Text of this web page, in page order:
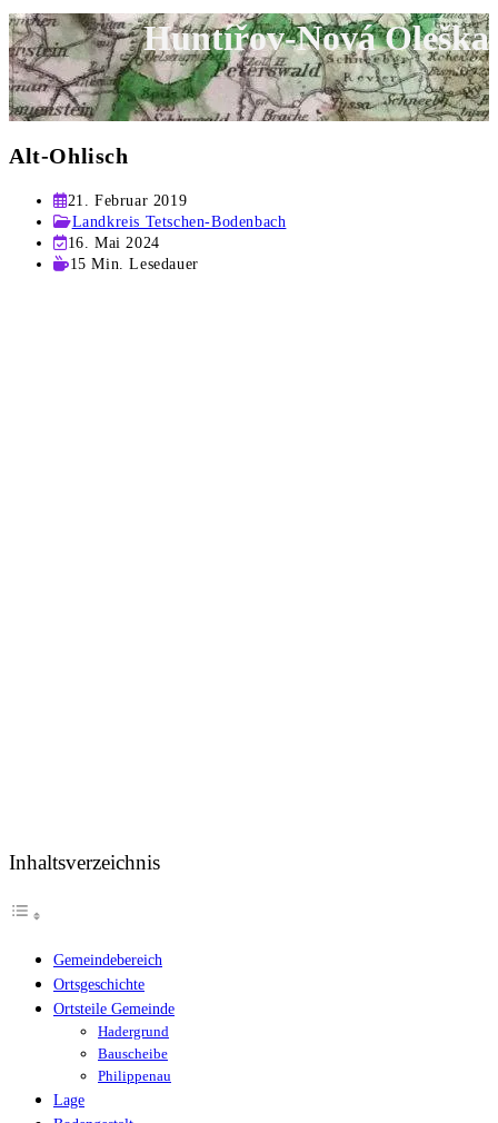
durchsuchen
Huntířov-Nová Oleška
Alt-Ohlisch
Beitrag
veröffentlicht:
21. Februar 2019
Beitrags-
Kategorie:
Landkreis Tetschen-Bodenbach
Beitrag
zuletzt
16. Mai 2024
Lesedauer:
15 Min. Lesedauer
Inhaltsverzeichnis
Gemeindebereich
Ortsgeschichte
Ortsteile Gemeinde
Hadergrund
Bauscheibe
Philippenau
Lage